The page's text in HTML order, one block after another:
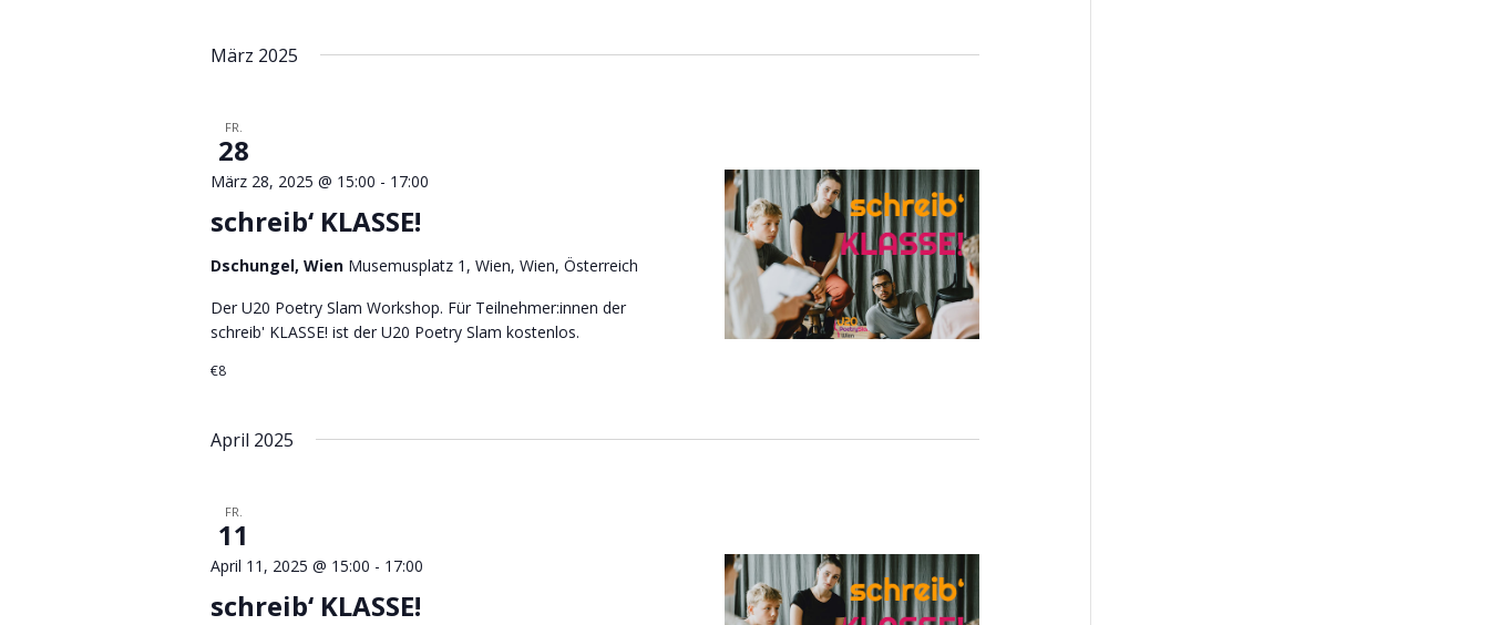
März 2025
FR.
28
schreib‘ KLASSE!
März 28, 2025 @ 15:00 - 17:00
Dschungel, Wien Musemusplatz 1, Wien, Wien, Österreich
Der U20 Poetry Slam Workshop. Für Teilnehmer:innen der
schreib' KLASSE! ist der U20 Poetry Slam kostenlos.
€8
April 2025
FR.
11
schreib‘ KLASSE!
April 11, 2025 @ 15:00 - 17:00